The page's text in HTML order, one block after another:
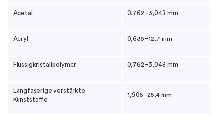
Acetal 0,762–3,048 mm
Acryl 0,635–12,7 mm
Flüssigkristallpolymer 0,762–3,048 mm
Langfaserige verstärkte
Kunststoffe
1,905–25,4 mm